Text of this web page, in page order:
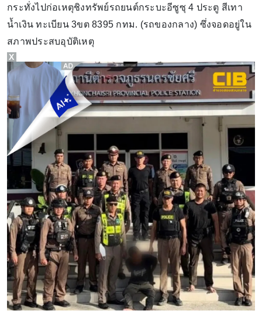
กระทั่งไปก่อเหตุชิงทรัพย์รถยนต์กระบะอีซูซุ 4 ประตู สีเทา
น้ำเงิน ทะเบียน 3ขต 8395 กทม. (รถของกลาง) ซึ่งจอดอยู่ใน
สภาพประสบอุบัติเหตุ
X